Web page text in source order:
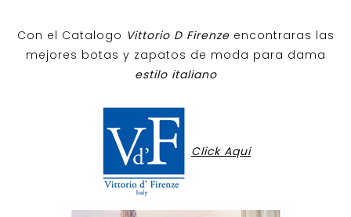
Con el Catalogo Vittorio D Firenzeencontraras las
mejores botas y zapatos de moda para dama
estilo italiano
Click Aqui